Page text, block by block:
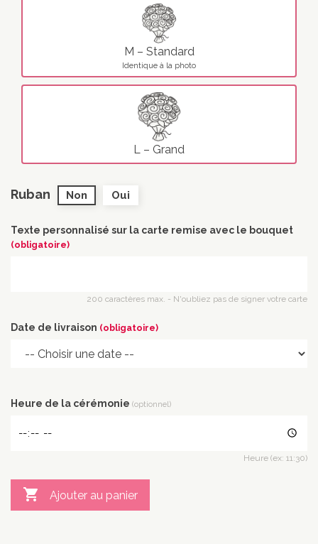
M – Standard
Identique à la photo
L – Grand
Ruban Non Oui
Texte personnalisé sur la carte remise avec le bouquet
(obligatoire)
200 caractères max. - N'oubliez pas de signer votre carte
Date de livraison (obligatoire)
Heure de la cérémonie (optionnel)
Heure (ex: 11:30)
 Ajouter au panier